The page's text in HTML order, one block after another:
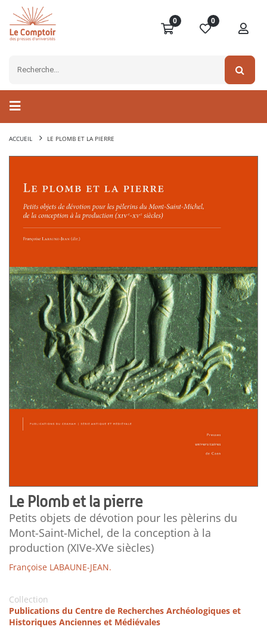
0 0
ACCUEIL LE PLOMB ET LA PIERRE
Le Plomb et la pierre
Petits objets de dévotion pour les pèlerins du
Mont-Saint-Michel, de la conception à la
production (XIVe-XVe siècles)
Françoise LABAUNE-JEAN.
Collection
Publications du Centre de Recherches Archéologiques et
Historiques Anciennes et Médiévales